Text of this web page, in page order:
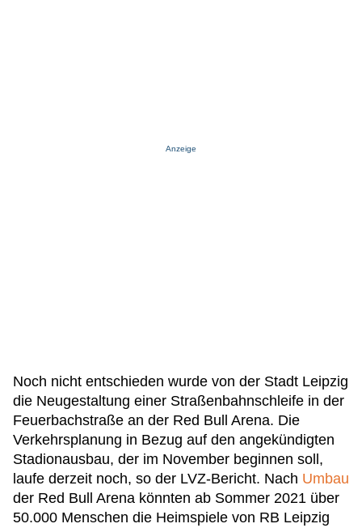
Anzeige
Noch nicht entschieden wurde von der Stadt Leipzig
die Neugestaltung einer Straßenbahnschleife in der
Feuerbachstraße an der Red Bull Arena. Die
Verkehrsplanung in Bezug auf den angekündigten
Stadionausbau, der im November beginnen soll,
laufe derzeit noch, so der LVZ-Bericht. Nach Umbau
der Red Bull Arena könnten ab Sommer 2021 über
50.000 Menschen die Heimspiele von RB Leipzig